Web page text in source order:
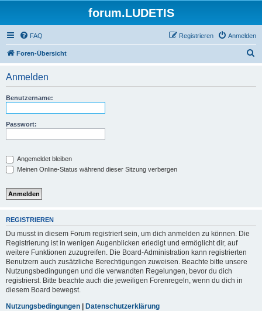
forum.LUDETIS
FAQ Anmelden
Registrieren
Foren-Übersicht
Anmelden
Benutzername:
Passwort:
Angemeldet bleiben
Meinen Online-Status während dieser Sitzung verbergen
REGISTRIEREN
Du musst in diesem Forum registriert sein, um dich anmelden zu können. Die
Registrierung ist in wenigen Augenblicken erledigt und ermöglicht dir, auf
weitere Funktionen zuzugreifen. Die Board-Administration kann registrierten
Benutzern auch zusätzliche Berechtigungen zuweisen. Beachte bitte unsere
Nutzungsbedingungen und die verwandten Regelungen, bevor du dich
registrierst. Bitte beachte auch die jeweiligen Forenregeln, wenn du dich in
diesem Board bewegst.
Nutzungsbedingungen | Datenschutzerklärung